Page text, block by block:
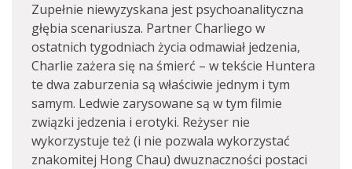
Zupełnie niewyzyskana jest psychoanalityczna
głębia scenariusza. Partner Charliego w
ostatnich tygodniach życia odmawiał jedzenia,
Charlie zażera się na śmierć – w tekście Huntera
te dwa zaburzenia są właściwie jednym i tym
samym. Ledwie zarysowane są w tym filmie
związki jedzenia i erotyki. Reżyser nie
wykorzystuje też (i nie pozwala wykorzystać
znakomitej Hong Chau) dwuznaczności postaci